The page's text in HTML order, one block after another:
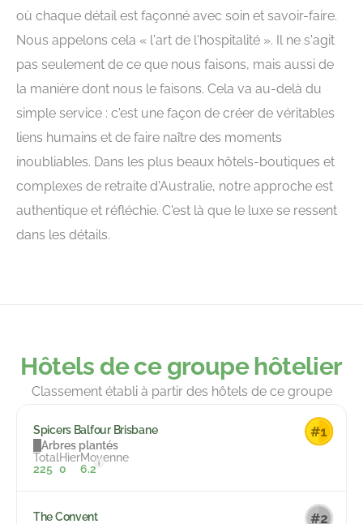
où chaque détail est façonné avec soin et savoir-faire.
Nous appelons cela « l'art de l'hospitalité ». Il ne s'agit
pas seulement de ce que nous faisons, mais aussi de
la manière dont nous le faisons. Cela va au-delà du
simple service : c'est une façon de créer de véritables
liens humains et de faire naître des moments
inoubliables. Dans les plus beaux hôtels-boutiques et
complexes de retraite d'Australie, notre approche est
authentique et réfléchie. C'est là que le luxe se ressent
dans les détails.
Hôtels de ce groupe hôtelier
Classement établi à partir des hôtels de ce groupe
Spicers Balfour Brisbane
Arbres plantés
Total
225
Hier
0
Moyenne
6.2 i
The Convent